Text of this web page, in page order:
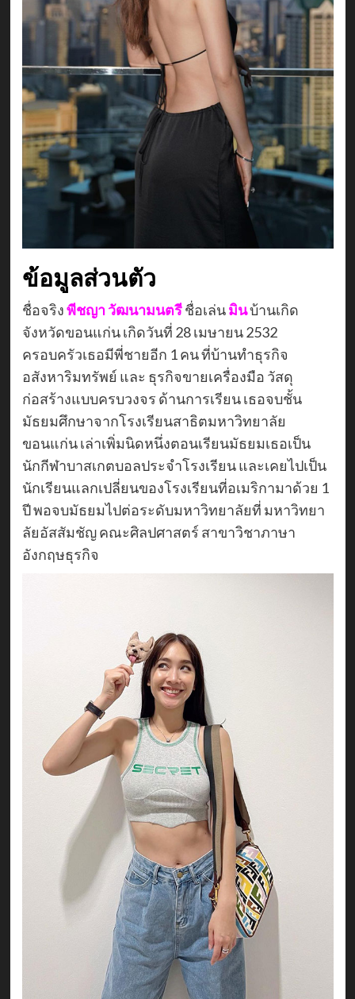
ข้อมูลส่วนตัว
ชื่อจริงพีชญา วัฒนามนตรี ชื่อเล่นมินบ้านเกิด
จังหวัดขอนแก่น เกิดวันที่ 28 เมษายน 2532
ครอบครัวเธอมีพี่ชายอีก 1 คน ที่บ้านทำธุรกิจ
อสังหาริมทรัพย์ และ ธุรกิจขายเครื่องมือ วัสดุ
ก่อสร้างแบบครบวงจร ด้านการเรียน เธอจบชั้น
มัธยมศึกษาจากโรงเรียนสาธิตมหาวิทยาลัย
ขอนแก่น เล่าเพิ่มนิดหนึ่งตอนเรียนมัธยมเธอเป็น
นักกีฬาบาสเกตบอลประจำโรงเรียน และเคยไปเป็น
นักเรียนแลกเปลี่ยนของโรงเรียนที่อเมริกามาด้วย 1
ปี พอจบมัธยมไปต่อระดับมหาวิทยาลัยที่ มหาวิทยา
ลัยอัสสัมชัญ คณะศิลปศาสตร์ สาขาวิชาภาษา
อังกฤษธุรกิจ